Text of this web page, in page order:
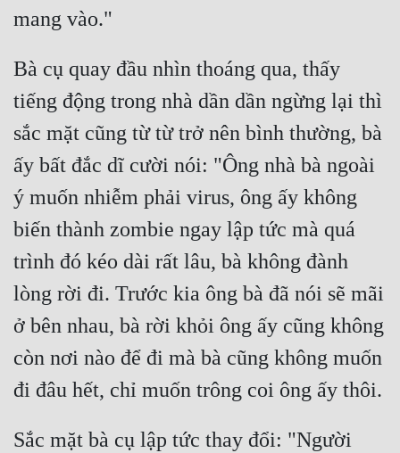
Vô Địch
Võ Hiệp
Võng Du
Xuyên Không
Xuyên Sách
Xuyên Thư
Điền Văn
Đô Thị
Đông Phương
Đông Phương Huyền Huyễn
mang vào."
Bà cụ quay đầu nhìn thoáng qua, thấy
tiếng động trong nhà dần dần ngừng lại thì
sắc mặt cũng từ từ trở nên bình thường, bà
ấy bất đắc dĩ cười nói: "Ông nhà bà ngoài
ý muốn nhiễm phải virus, ông ấy không
biến thành zombie ngay lập tức mà quá
trình đó kéo dài rất lâu, bà không đành
lòng rời đi. Trước kia ông bà đã nói sẽ mãi
ở bên nhau, bà rời khỏi ông ấy cũng không
còn nơi nào để đi mà bà cũng không muốn
đi đâu hết, chỉ muốn trông coi ông ấy thôi.
Sắc mặt bà cụ lập tức thay đổi: "Người